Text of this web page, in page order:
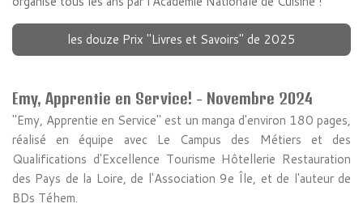
les douze Prix "Livres et Savoirs" de 2025
Emy, Apprentie en Service! - Novembre 2024
"Emy, Apprentie en Service" est un manga d'environ 180 pages,
réalisé en équipe avec Le Campus des Métiers et des
Qualifications d'Excellence Tourisme Hôtellerie Restauration
des Pays de la Loire, de l'Association 9e Île, et de l'auteur de
BDs Téhem.